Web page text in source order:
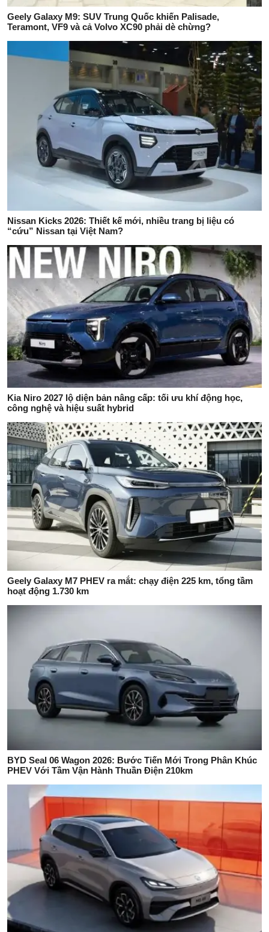
Geely Galaxy M9: SUV Trung Quốc khiến Palisade,
Teramont, VF9 và cả Volvo XC90 phải dè chừng?
Nissan Kicks 2026: Thiết kế mới, nhiều trang bị liệu có
“cứu” Nissan tại Việt Nam?
Kia Niro 2027 lộ diện bản nâng cấp: tối ưu khí động học,
công nghệ và hiệu suất hybrid
Geely Galaxy M7 PHEV ra mắt: chạy điện 225 km, tổng tầm
hoạt động 1.730 km
BYD Seal 06 Wagon 2026: Bước Tiến Mới Trong Phân Khúc
PHEV Với Tầm Vận Hành Thuần Điện 210km